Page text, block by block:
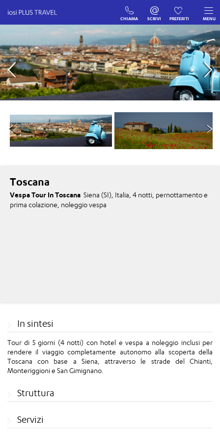
CHIAMA SCRIVI PREFERITI MENU
Toscana
Vespa Tour In Toscana Siena (SI), Italia, 4 notti, pernottamento e
prima colazione, noleggio vespa
In sintesi
Tour di 5 giorni (4 notti) con hotel e vespa a noleggio inclusi per
rendere il viaggio completamente autonomo alla scoperta della
Toscana con base a Siena, attraverso le strade del Chianti,
Monteriggioni e San Gimignano.
Struttura
Servizi